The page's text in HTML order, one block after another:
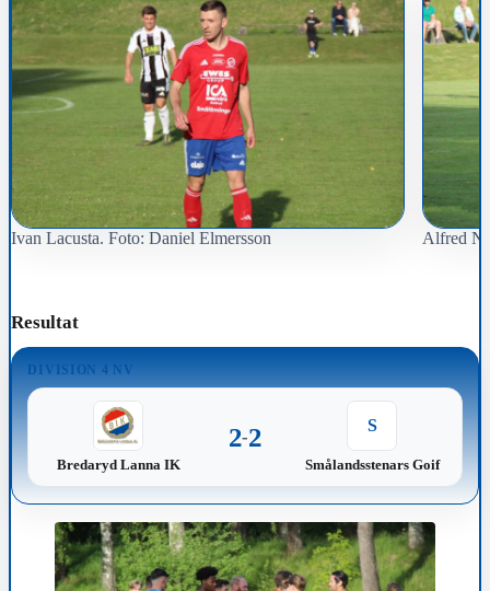
Ivan Lacusta. Foto: Daniel Elmersson Alfred
Resultat
DIVISION 4 NV
Bredaryd Lanna IK
2-2 S
Smålandsstenars Goif